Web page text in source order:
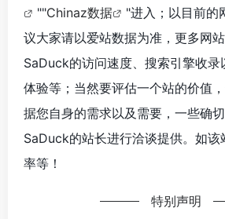
""Chinaz数据
"进入；以目前的
议大家请以爱站数据为准，更多网
SaDuck的访问速度、搜索引擎收录
体验等；当然要评估一个站的价值
据您自身的需求以及需要，一些确
SaDuck的站长进行洽谈提供。如该
率等！
特别声明